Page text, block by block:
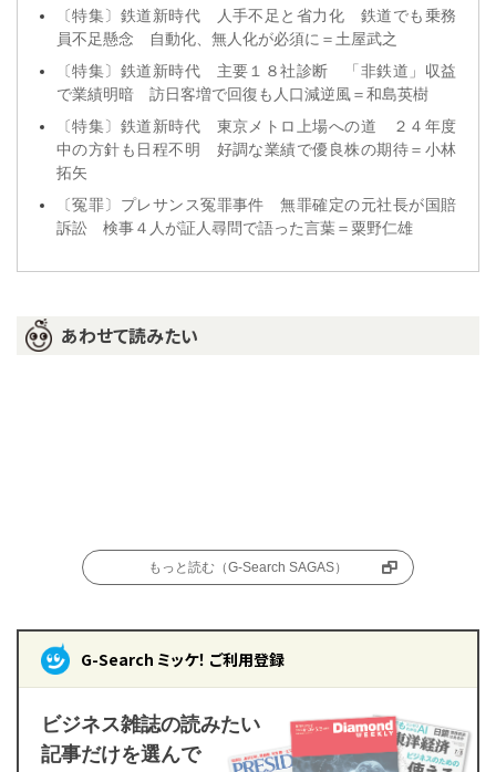
〔特集〕鉄道新時代 人手不足と省力化 鉄道でも乗務
員不足懸念 自動化、無人化が必須に＝土屋武之
〔特集〕鉄道新時代 主要１８社診断 「非鉄道」収益
で業績明暗 訪日客増で回復も人口減逆風＝和島英樹
〔特集〕鉄道新時代 東京メトロ上場への道 ２４年度
中の方針も日程不明 好調な業績で優良株の期待＝小林
拓矢
〔冤罪〕プレサンス冤罪事件 無罪確定の元社長が国賠
訴訟 検事４人が証人尋問で語った言葉＝粟野仁雄
あわせて読みたい
もっと読む（G-Search SAGAS）
G-Search ミッケ！ ご利用登録
ビジネス雑誌の読みたい
記事だけを選んで